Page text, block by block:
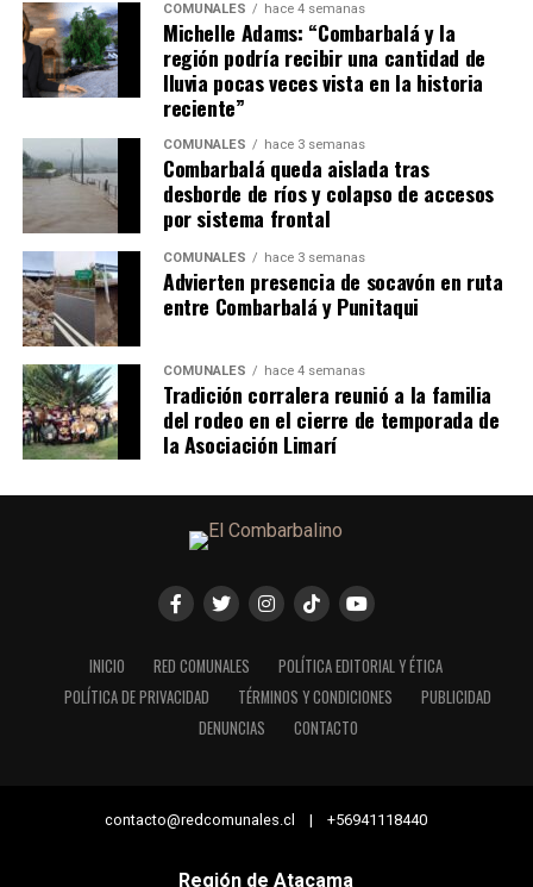
COMUNALES hace 4 semanas
Michelle Adams: “Combarbalá y la
región podría recibir una cantidad de
lluvia pocas veces vista en la historia
reciente”
COMUNALES hace 3 semanas
Combarbalá queda aislada tras
desborde de ríos y colapso de accesos
por sistema frontal
COMUNALES hace 3 semanas
Advierten presencia de socavón en ruta
entre Combarbalá y Punitaqui
COMUNALES hace 4 semanas
Tradición corralera reunió a la familia
del rodeo en el cierre de temporada de
la Asociación Limarí
INICIO RED COMUNALES
POLÍTICA EDITORIAL Y ÉTICA
POLÍTICA DE PRIVACIDAD
TÉRMINOS Y CONDICIONES
PUBLICIDAD
DENUNCIAS
CONTACTO
contacto@redcomunales.cl | +56941118440
Región de Atacama